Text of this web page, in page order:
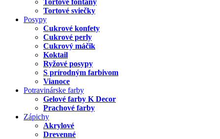
Tortové fontány
Tortové sviečky
Posypy
Cukrové konfety
Cukrové perly
Cukrový máčik
Koktail
Ryžové posypy
S prírodným farbivom
Vianoce
Potravinárske farby
Gelové farby K Decor
Prachové farby
Zápichy
Akrylové
Drevenné